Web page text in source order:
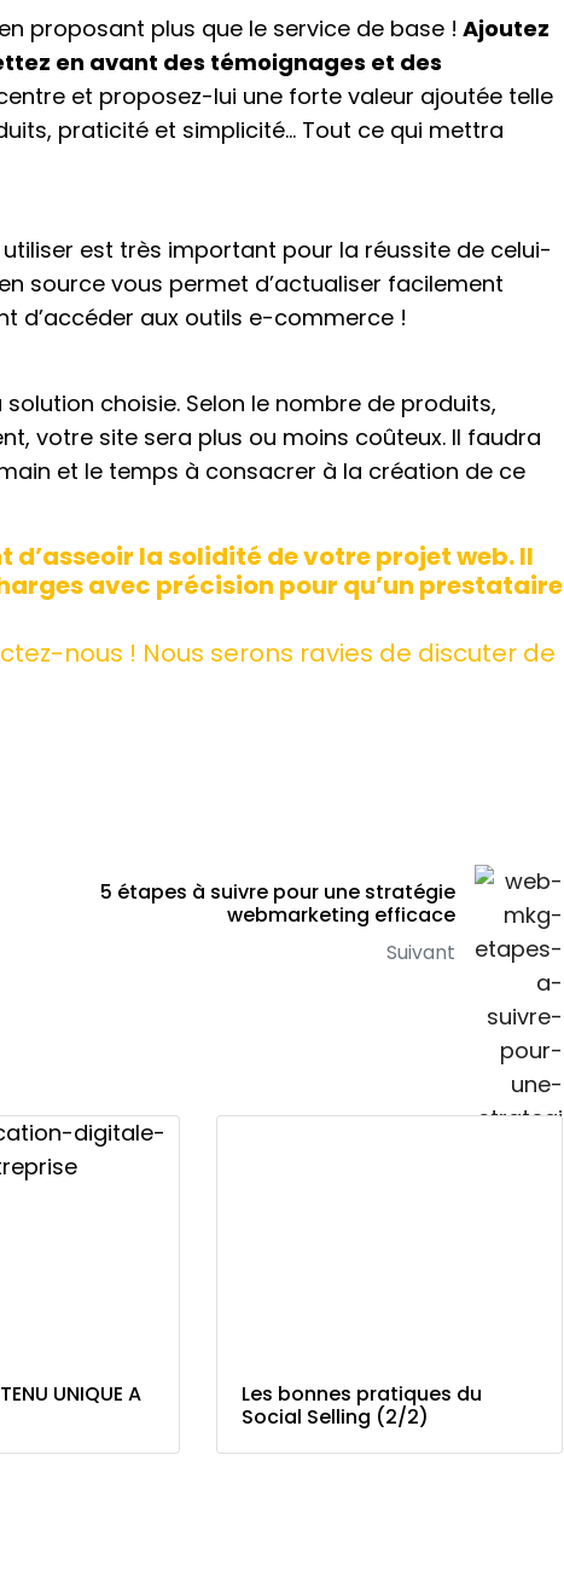
proposant plus que le service de base ! Ajoutez
en avant des témoignages et des
et proposez-lui une forte valeur ajoutée telle
praticité et simplicité… Tout ce qui mettra
est très important pour la réussite de celui-
source vous permet d’actualiser facilement
d’accéder aux outils e-commerce !
choisie. Selon le nombre de produits,
votre site sera plus ou moins coûteux. Il faudra
et le temps à consacrer à la création de ce
la solidité de votre projet web. Il
avec précision pour qu’un prestataire
nous ! Nous serons ravies de discuter de
5 étapes à suivre pour une stratégie
webmarketing efficace
Suivant
UNIQUE A
Les bonnes pratiques du
Social Selling (2/2)